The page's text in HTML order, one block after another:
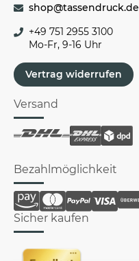
shop@tassendruck.de
+49 751 2955 3100
Mo-Fr, 9-16 Uhr
Vertrag widerrufen
Versand
Bezahlmöglichkeit
Sicher kaufen